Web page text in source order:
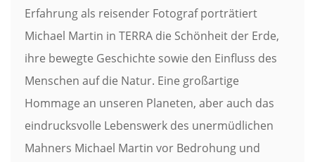
Erfahrung als reisender Fotograf porträtiert
Michael Martin in TERRA die Schönheit der Erde,
ihre bewegte Geschichte sowie den Einfluss des
Menschen auf die Natur. Eine großartige
Hommage an unseren Planeten, aber auch das
eindrucksvolle Lebenswerk des unermüdlichen
Mahners Michael Martin vor Bedrohung und